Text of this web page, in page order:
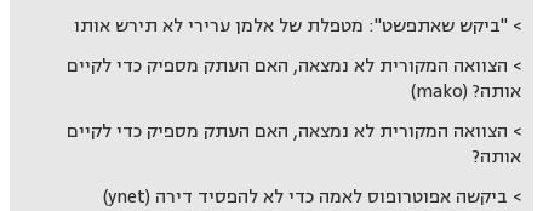
"ביקש שאתפשט": מטפלת של אלמן ערירי לא תירש אותו
הצוואה המקורית לא נמצאה, האם העתק מספיק כדי לקיים
אותה? (mako)
הצוואה המקורית לא נמצאה, האם העתק מספיק כדי לקיים
אותה?
ביקשה אפוטרופוס לאמה כדי לא להפסיד דירה (ynet)